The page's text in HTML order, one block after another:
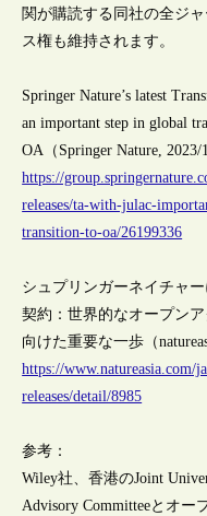
関が購読する同社の全ジ
ス権も維持されます。
Springer Nature’s latest
an important step in global
OA（Springer Nature, 2023/
https://
releases/ta-with-julac-
transition-to-oa/26199336
シュプリンガーネイチャ
契約：世界的なオープン
向けた重要な一歩（
https://www.natureasia.com/
releases/detail/8985
参考：
Wiley社、香港のJoint
Advisory Committeeとオー